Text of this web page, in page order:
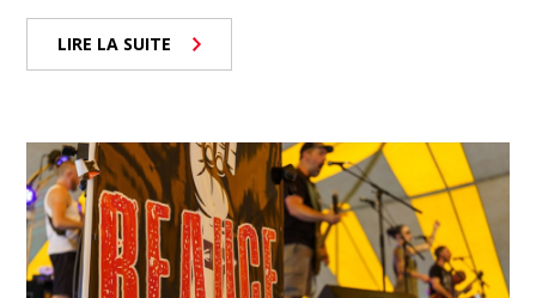
LIRE LA SUITE